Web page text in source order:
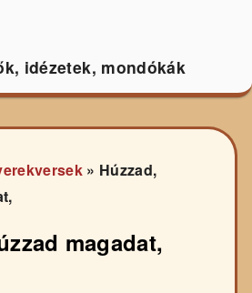
idézetek, mondókák
» Húzzad,
magadat,